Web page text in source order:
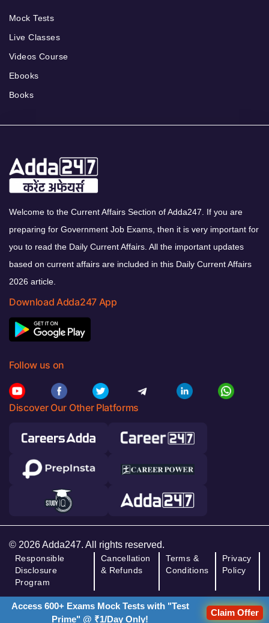
Mock Tests
Live Classes
Videos Course
Ebooks
Books
Welcome to the Current Affairs Section of Adda247. If you are
preparing for Government Job Exams, then it is very important for
you to read the Daily Current Affairs. All the important updates
based on current affairs are included in this Daily Current Affairs
2026 article.
Download Adda247 App
Follow us on
Discover Our Other Platforms
© 2026 Adda247. All rights reserved.
Responsible
Disclosure
Program
Cancellation
& Refunds
Terms &
Conditions
Privacy
Policy
Access 600+ Exams Mock Tests with "Test
Prime" @ ₹1/Day Only!
Claim Offer